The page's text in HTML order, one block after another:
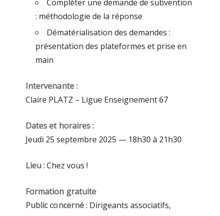
Compléter une demande de subvention
: méthodologie de la réponse
Dématérialisation des demandes :
présentation des plateformes et prise en
main
Intervenante :
Claire PLATZ – Ligue Enseignement 67
Dates et horaires :
Jeudi 25 septembre 2025 — 18h30 à 21h30
Lieu :Chez vous !
Formation gratuite
Public concerné: Dirigeants associatifs,